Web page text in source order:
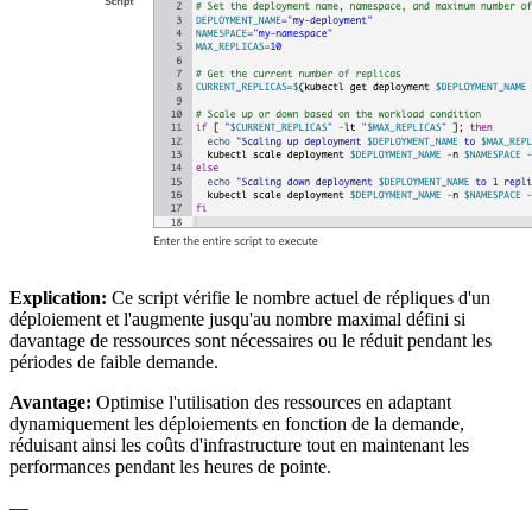
Explication: Ce script vérifie le nombre actuel de répliques d'un
déploiement et l'augmente jusqu'au nombre maximal défini si
davantage de ressources sont nécessaires ou le réduit pendant les
périodes de faible demande.
Avantage: Optimise l'utilisation des ressources en adaptant
dynamiquement les déploiements en fonction de la demande,
réduisant ainsi les coûts d'infrastructure tout en maintenant les
performances pendant les heures de pointe.
—